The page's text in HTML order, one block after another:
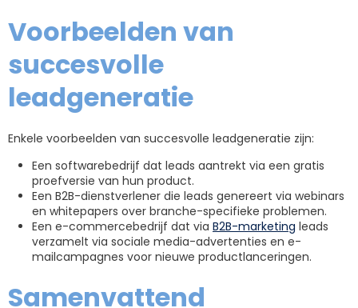
Voorbeelden van
succesvolle
leadgeneratie
Enkele voorbeelden van succesvolle leadgeneratie zijn:
Een softwarebedrijf dat leads aantrekt via een gratis
proefversie van hun product.
Een B2B-dienstverlener die leads genereert via webinars
en whitepapers over branche-specifieke problemen.
Een e-commercebedrijf dat via B2B-marketing leads
verzamelt via sociale media-advertenties en e-
mailcampagnes voor nieuwe productlanceringen.
Samenvattend